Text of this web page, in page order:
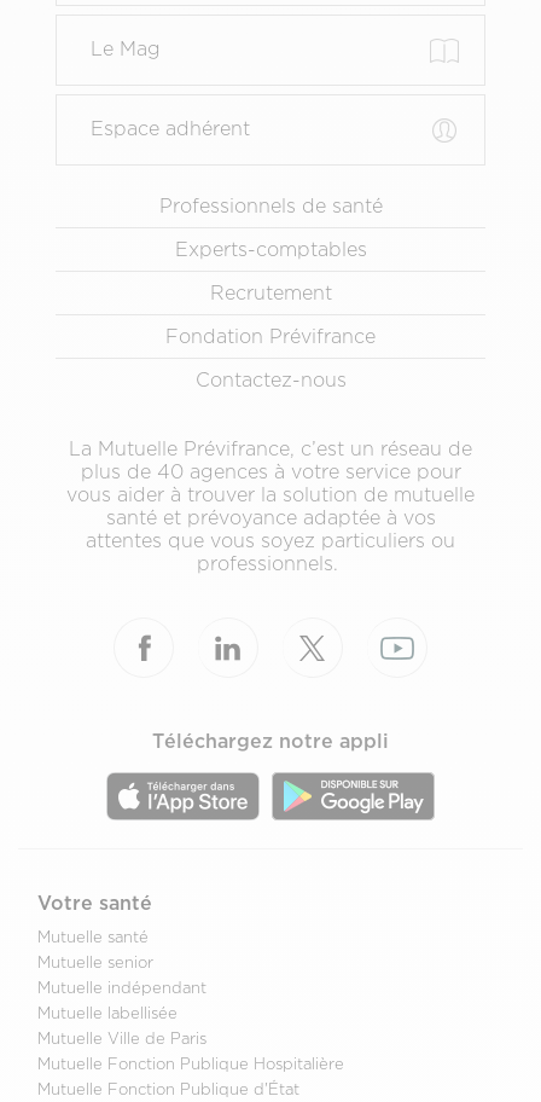
Le Mag
Espace adhérent
Professionnels de santé
Experts-comptables
Recrutement
Fondation Prévifrance
Contactez-nous
La Mutuelle Prévifrance, c’est un réseau de
plus de 40 agences à votre service pour
vous aider à trouver la solution de mutuelle
santé et prévoyance adaptée à vos
attentes que vous soyez particuliers ou
professionnels.
Téléchargez notre appli
Votre santé
Mutuelle santé
Mutuelle senior
Mutuelle indépendant
Mutuelle labellisée
Mutuelle Ville de Paris
Mutuelle Fonction Publique Hospitalière
Mutuelle Fonction Publique d'État